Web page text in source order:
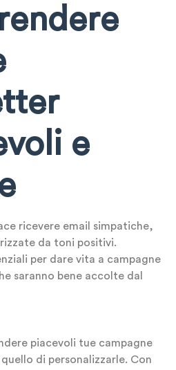
e
ricevere email simpatiche,
da toni positivi.
per dare vita a campagne
saranno bene accolte dal
piacevoli tue campagne
di personalizzarle. Con